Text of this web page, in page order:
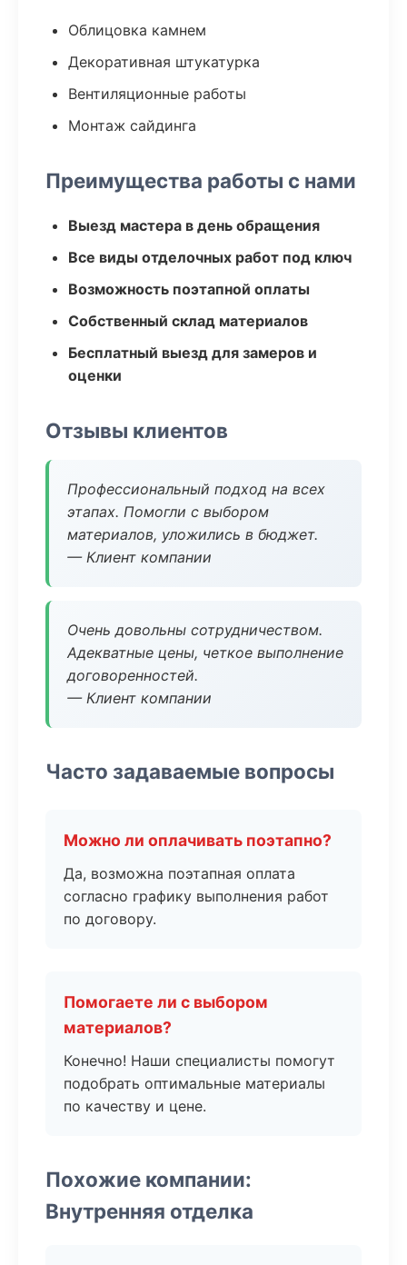
Облицовка камнем
Декоративная штукатурка
Вентиляционные работы
Монтаж сайдинга
Преимущества работы с нами
Выезд мастера в день обращения
Все виды отделочных работ под ключ
Возможность поэтапной оплаты
Собственный склад материалов
Бесплатный выезд для замеров и
оценки
Отзывы клиентов
Профессиональный подход на всех
этапах. Помогли с выбором
материалов, уложились в бюджет.
— Клиент компании
Очень довольны сотрудничеством.
Адекватные цены, четкое выполнение
договоренностей.
— Клиент компании
Часто задаваемые вопросы
Можно ли оплачивать поэтапно?
Да, возможна поэтапная оплата
согласно графику выполнения работ
по договору.
Помогаете ли с выбором
материалов?
Конечно! Наши специалисты помогут
подобрать оптимальные материалы
по качеству и цене.
Похожие компании:
Внутренняя отделка